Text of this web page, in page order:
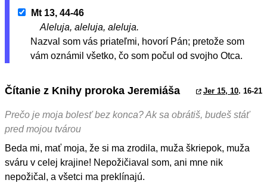
Mt 13, 44-46
Aleluja, aleluja, aleluja.
Nazval som vás priateľmi, hovorí Pán; pretože som
vám oznámil všetko, čo som počul od svojho Otca.
Čítanie z Knihy proroka Jeremiáša Jer 15, 10. 16-21
Prečo je moja bolesť bez konca? Ak sa obrátiš, budeš stáť
pred mojou tvárou
Beda mi, mať moja, že si ma zrodila, muža škriepok, muža
sváru v celej krajine! Nepožičiaval som, ani mne nik
nepožičal, a všetci ma preklínajú.